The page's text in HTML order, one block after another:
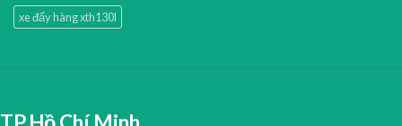
xe đẩy hàng xth130l